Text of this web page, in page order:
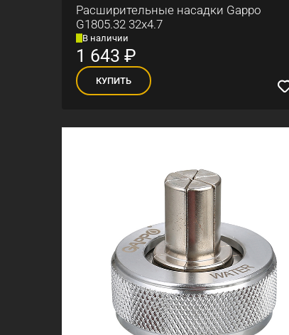
Расширительные насадки Gappo
G1805.32 32x4.7
В наличии
1 643 ₽
КУПИТЬ